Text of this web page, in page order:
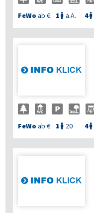
FeWo ab €: 1  a.A. 4
FeWo ab €: 1  20 4